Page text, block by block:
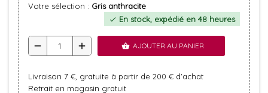
Votre sélection : Gris anthracite
check En stock, expédié en 48 heures
remove add shopping_basket AJOUTER AU PANIER
Livraison 7 €, gratuite à partir de 200 € d'achat
Retrait en magasin gratuit